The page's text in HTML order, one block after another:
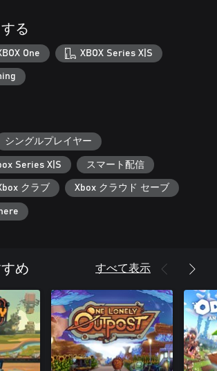
ャガイモ以外に何かを育てる方法を知りま
を再建するために、まずは安全な住みかを
ジーを発掘しましょう。そして、再生し
惑星に拡大してゆくのです。
な場所ではありません。古代から存在する
た平和を邪魔してくる生物を回避する方
。
に、武器を持ったり戦ったりすることは
に満ち溢れた太陽系はあなただけのもの
る
One XBOX Series X|S
シングルプレイヤー
Series X|S スマート配信
クラブ Xbox クラウド セーブ
め すべて表示